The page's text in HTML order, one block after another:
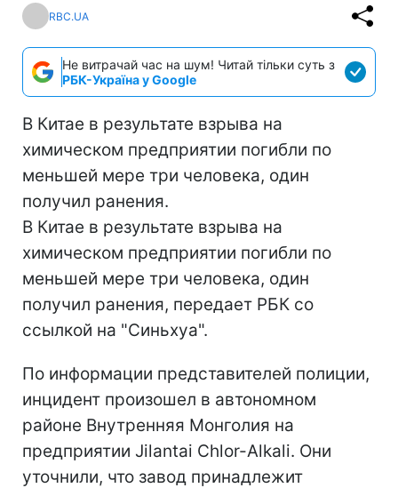
RBC.UA
Не витрачай час на шум! Читай тільки суть з
РБК-Україна у Google
В Китае в результате взрыва на
химическом предприятии погибли по
меньшей мере три человека, один
получил ранения.
В Китае в результате взрыва на
химическом предприятии погибли по
меньшей мере три человека, один
получил ранения, передает РБК со
ссылкой на "Синьхуа".
По информации представителей полиции,
инцидент произошел в автономном
районе Внутренняя Монголия на
предприятии Jilantai Chlor-Alkali. Они
уточнили, что завод принадлежит